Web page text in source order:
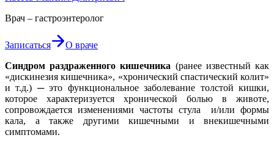
Врач – гастроэнтеролог
Записаться
О враче
Синдром раздраженного кишечника (ранее известный как
«дискинезия кишечника», «хронический спастический колит»
и т.д.) ─ это функциональное заболевание толстой кишки,
которое характеризуется хронической болью в животе,
сопровождается изменениями частоты стула и/или формы
кала, а также другими кишечными и внекишечными
симптомами.